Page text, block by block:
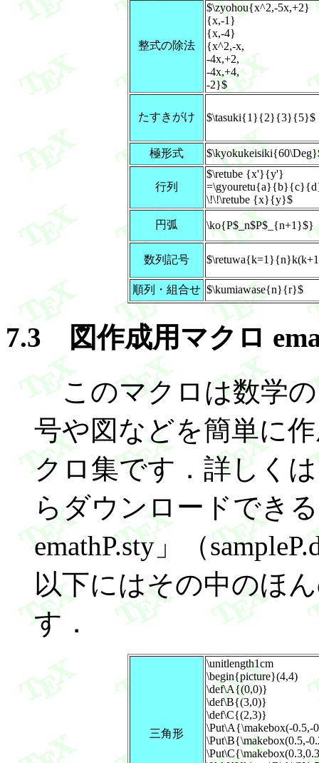
整式の除法
$\zyohou{x^2,-5x,+2}
{x,-1}
{x,-4}
{x^2,-x,
-4x,+2,
-4x,+4,
-2}$
たすきがけ $\tasuki{1}{2}{3}{5}$
極形式
行列
$\retube {x'}{y'}
\!\!\retube {x}{y}$
円弧 \ko{P$_n$P$_{n+1}$}
数列記号
順列・組合せ $\kumiawase{n}{r}$
7.3 図作成用マクロ
このマクロは数学の
号や図などを簡単に
クロ集です．詳しく
らダウンロードでき
emathP.sty」（
以下にはその中のほ
す．
三角形
\unitlength1cm
\begin{picture}(4,4)
\def\A{(0,0)}
\def\B{(3,0)}
\def\C{(2,3)}
\Put\A{\makebox(-
\Put\B{\makebox(0.5,-